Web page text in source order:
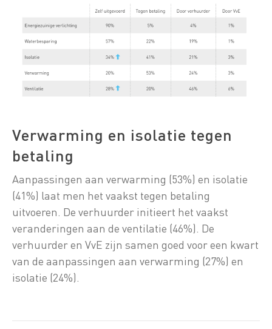
Verwarming en isolatie tegen
betaling
Aanpassingen aan verwarming (53%) en isolatie
(41%) laat men het vaakst tegen betaling
uitvoeren. De verhuurder initieert het vaakst
veranderingen aan de ventilatie (46%). De
verhuurder en VvE zijn samen goed voor een kwart
van de aanpassingen aan verwarming (27%) en
isolatie (24%).